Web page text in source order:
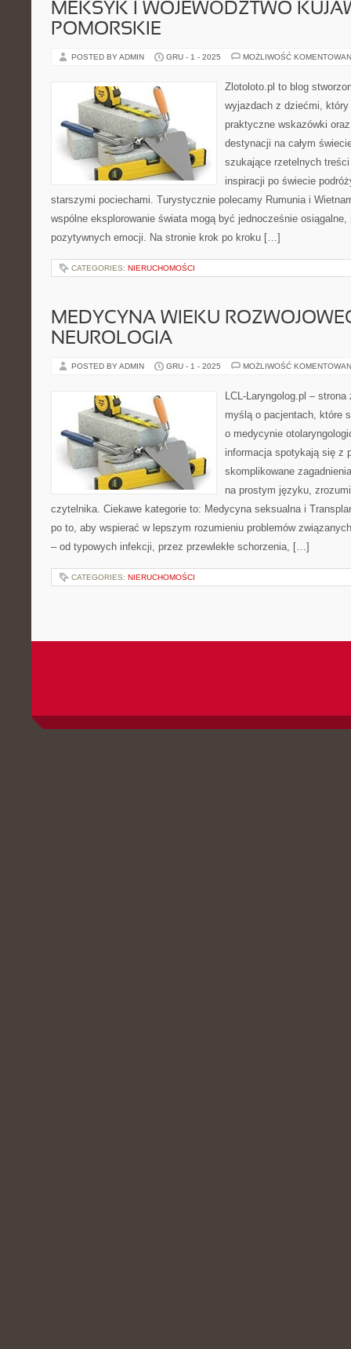
MEKSYK I WOJEWÓDZTWO
POMORSKIE
POSTED BY ADMIN GRU - 1 - 2025 MOŻLIWOŚĆ
Zlotoloto.pl to blog
wyjazdach z dziećmi, który
praktyczne wskazówki
destynacji na całym
szukające rzetelnych treści
inspiracji po świecie
starszymi pociechami. Turystycznie polecamy Rumunia i
wspólne eksplorowanie świata mogą być jednocześnie osiągalne,
pozytywnych emocji. Na stronie krok po kroku […]
CATEGORIES: NIERUCHOMOŚCI
MEDYCYNA WIEKU
NEUROLOGIA
POSTED BY ADMIN GRU - 1 - 2025 MOŻLIWOŚĆ
LCL-Laryngolog.pl –
myślą o pacjentach, które
o medycynie
informacja spotykają się z
skomplikowane
na prostym języku,
czytelnika. Ciekawe kategorie to: Medycyna seksualna i
po to, aby wspierać w lepszym rozumieniu problemów
– od typowych infekcji, przez przewlekłe schorzenia, […]
CATEGORIES: NIERUCHOMOŚCI